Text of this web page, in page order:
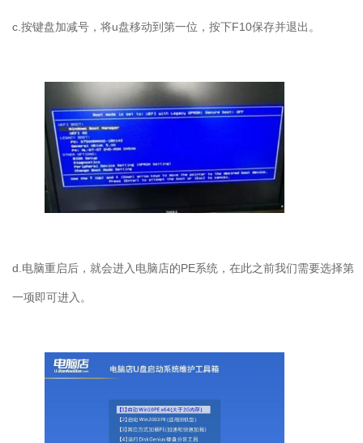
c. 按键盘加减号，将u盘移动到第一位，按下F10保存并退出。
d.电脑重启后，就会进入电脑店的PE系统，在此之前我们需要选择第
一项即可进入。